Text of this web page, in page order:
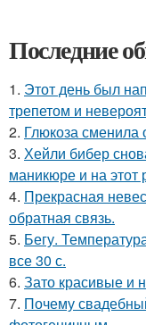
Последние
1. Этот день был
трепетом и
2. Глюкоза сменила
3. Хейли бибер
маникюре и на этот
4. Прекрасная
обратная связь.
5. Бегу.
все 30 с.
6. Зато красивые и
7. Почему